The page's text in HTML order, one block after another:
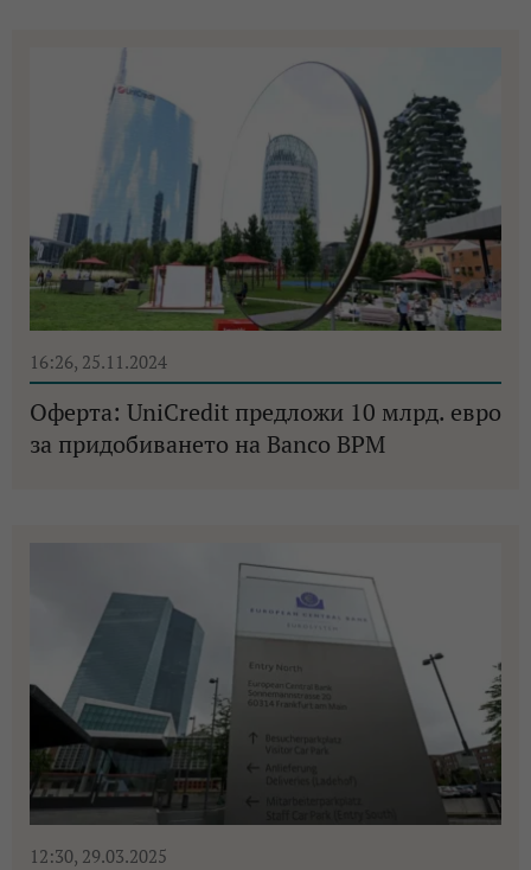
16:26, 25.11.2024
Оферта: UniCredit предложи 10 млрд. евро
за придобиването на Banco BPM
12:30, 29.03.2025